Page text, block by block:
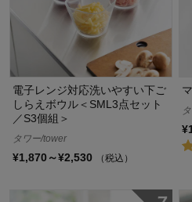
電子レンジ対応洗いやすい下ご
しらえボウル＜SML3点セット
／S3個組＞
タワー/tower
¥1,870～¥2,530 （税込）